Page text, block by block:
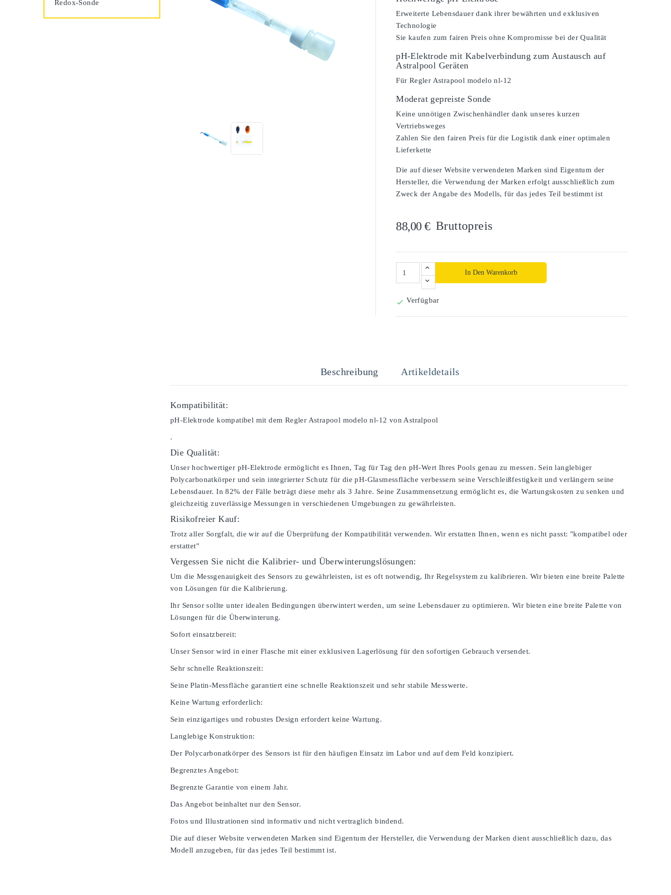
Redox-Sonde
Erweiterte Lebensdauer dank ihrer bewährten und exklusiven
Technologie
Sie kaufen zum fairen Preis ohne Kompromisse bei der Qualität
pH-Elektrode mit Kabelverbindung zum Austausch auf
Astralpool Geräten
Für Regler Astrapool modelo nl-12
Moderat gepreiste Sonde
Keine unnötigen Zwischenhändler dank unseres kurzen
Vertriebsweges
Zahlen Sie den fairen Preis für die Logistik dank einer optimalen
Lieferkette
Die auf dieser Website verwendeten Marken sind Eigentum der
Hersteller, die Verwendung der Marken erfolgt ausschließlich zum
Zweck der Angabe des Modells, für das jedes Teil bestimmt ist
88,00 € Bruttopreis
In Den Warenkorb
 Verfügbar
Beschreibung Artikeldetails
Kompatibilität:
pH-Elektrode kompatibel mit dem Regler Astrapool modelo nl-12 von Astralpool
.
Die Qualität:
Unser hochwertiger pH-Elektrode ermöglicht es Ihnen, Tag für Tag den pH-Wert Ihres Pools genau zu messen. Sein langlebiger
Polycarbonatkörper und sein integrierter Schutz für die pH-Glasmessfläche verbessern seine Verschleißfestigkeit und verlängern seine
Lebensdauer. In 82% der Fälle beträgt diese mehr als 3 Jahre. Seine Zusammensetzung ermöglicht es, die Wartungskosten zu senken und
gleichzeitig zuverlässige Messungen in verschiedenen Umgebungen zu gewährleisten.
Risikofreier Kauf:
Trotz aller Sorgfalt, die wir auf die Überprüfung der Kompatibilität verwenden. Wir erstatten Ihnen, wenn es nicht passt: "kompatibel oder
erstattet"
Vergessen Sie nicht die Kalibrier- und Überwinterungslösungen:
Um die Messgenauigkeit des Sensors zu gewährleisten, ist es oft notwendig, Ihr Regelsystem zu kalibrieren. Wir bieten eine breite Palette
von Lösungen für die Kalibrierung.
Ihr Sensor sollte unter idealen Bedingungen überwintert werden, um seine Lebensdauer zu optimieren. Wir bieten eine breite Palette von
Lösungen für die Überwinterung.
Sofort einsatzbereit:
Unser Sensor wird in einer Flasche mit einer exklusiven Lagerlösung für den sofortigen Gebrauch versendet.
Sehr schnelle Reaktionszeit:
Seine Platin-Messfläche garantiert eine schnelle Reaktionszeit und sehr stabile Messwerte.
Keine Wartung erforderlich:
Sein einzigartiges und robustes Design erfordert keine Wartung.
Langlebige Konstruktion:
Der Polycarbonatkörper des Sensors ist für den häufigen Einsatz im Labor und auf dem Feld konzipiert.
Begrenztes Angebot:
Begrenzte Garantie von einem Jahr.
Das Angebot beinhaltet nur den Sensor.
Fotos und Illustrationen sind informativ und nicht vertraglich bindend.
Die auf dieser Website verwendeten Marken sind Eigentum der Hersteller, die Verwendung der Marken dient ausschließlich dazu, das
Modell anzugeben, für das jedes Teil bestimmt ist.